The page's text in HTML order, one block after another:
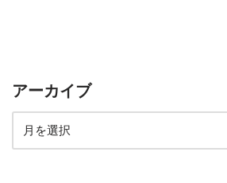
アーカイブ